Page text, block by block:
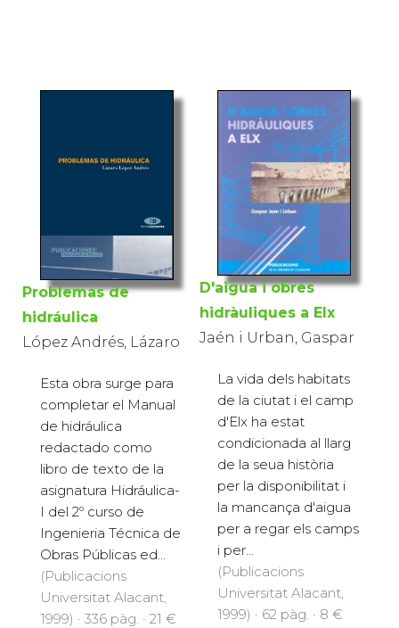
Problemas de
hidráulica
López Andrés, Lázaro
Esta obra surge para
completar el Manual
de hidráulica
redactado como
libro de texto de la
asignatura Hidráulica-
I del 2º curso de
Ingenieria Técnica de
Obras Públicas ed...
(Publicacions
Universitat Alacant,
1999) · 336 pàg. · 21 €
D'aigua i obres
hidràuliques a Elx
Jaén i Urban, Gaspar
La vida dels habitats
de la ciutat i el camp
d'Elx ha estat
condicionada al llarg
de la seua història
per la disponibilitat i
la mancança d'aigua
per a regar els camps
i per...
(Publicacions
Universitat Alacant,
1999) · 62 pàg. · 8 €